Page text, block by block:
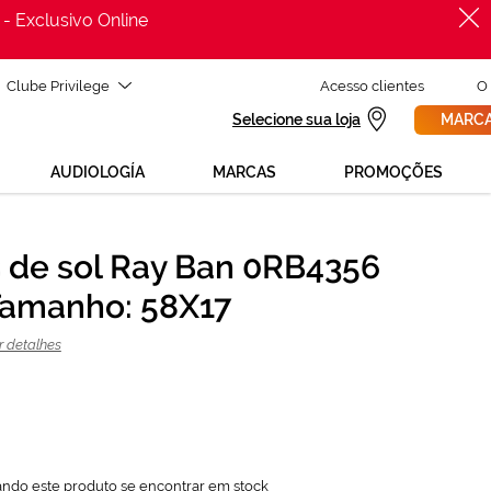
Exclusivo Online
Clube Privilege Acesso clientes O
Selecione sua loja
AUDIOLOGÍA MARCAS PROMOÇÕES
PROCURAR
€
€
sol Ray Ban 0RB4356
58X17
detalhes
este produto se encontrar em stock